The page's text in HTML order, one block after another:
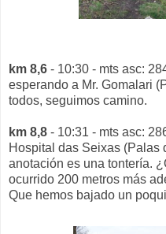
km 8,6 - 10:30 - mts asc:
esperando a Mr. Gomalari
todos, seguimos camino.
km 8,8 - 10:31 - mts asc:
Hospital das Seixas (Palas
anotación es una tontería.
ocurrido 200 metros más
Que hemos bajado un